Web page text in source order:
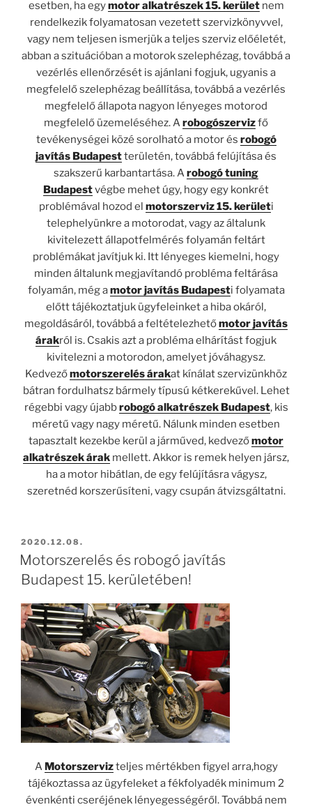
esetben, ha egymotor alkatrészek 15. kerületnem
rendelkezik folyamatosan vezetett szervizkönyvvel,
vagy nem teljesen ismerjük a teljes szerviz előéletét,
abban a szituációban a motorok szelephézag, továbbá a
vezérlés ellenőrzését is ajánlani fogjuk, ugyanis a
megfelelő szelephézag beállítása, továbbá a vezérlés
megfelelő állapota nagyon lényeges motorod
megfelelő üzemeléséhez. Arobogószervizfő
tevékenységei közé sorolható a motor és robogó
javítás Budapestterületén, továbbá felújítása és
szakszerű karbantartása. Arobogó tuning
Budapestvégbe mehet úgy, hogy egy konkrét
problémával hozod el motorszerviz 15. kerületi
telephelyünkre a motorodat, vagy az általunk
kivitelezett állapotfelmérés folyamán feltárt
problémákat javítjuk ki. Itt lényeges kiemelni, hogy
minden általunk megjavítandó probléma feltárása
folyamán, még amotor javítás Budapesti folyamata
előtt tájékoztatjuk ügyfeleinket a hiba okáról,
megoldásáról, továbbá a feltételezhetőmotor javítás
árakról is. Csakis azt a probléma elhárítást fogjuk
kivitelezni a motorodon, amelyet jóváhagysz.
Kedvezőmotorszerelés árakat kínálat szervizünkhöz
bátran fordulhatsz bármely típusú kétkerekűvel. Lehet
régebbi vagy újabbrobogó alkatrészek Budapest, kis
méretű vagy nagy méretű. Nálunk minden esetben
tapasztalt kezekbe kerül a járműved, kedvezőmotor
alkatrészek árak mellett. Akkor is remek helyen jársz,
ha a motor hibátlan, de egy felújításra vágysz,
szeretnéd korszerűsíteni, vagy csupán átvizsgáltatni.
BEKÜLDVE:
2020.12.08.
Motorszerelés és robogó javítás
Budapest 15. kerületében!
A Motorszervizteljes mértékben figyel arra,hogy
tájékoztassa az ügyfeleket a fékfolyadék minimum 2
évenkénti cseréjének lényegességéről. Továbbá nem